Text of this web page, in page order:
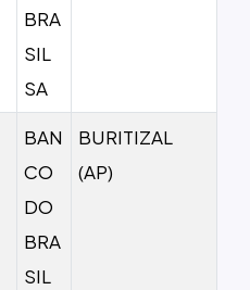
BRA
SIL
SA
BAN
CO
DO
BRA
SIL
BURITIZAL
(AP)